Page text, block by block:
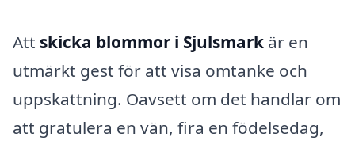
Att skicka blommor i Sjulsmark är en
utmärkt gest för att visa omtanke och
uppskattning. Oavsett om det handlar om
att gratulera en vän, fira en födelsedag,